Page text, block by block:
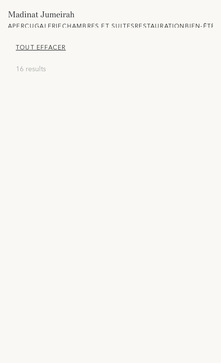
Madinat Jumeirah
APERÇUGALERIECHAMBRES ET SUITESRESTAURATIONBIEN-ÊTRE
TOUT EFFACER
16 results